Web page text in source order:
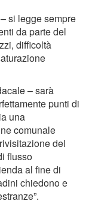
si legge sempre
da parte del
difficoltà
– sarà
punti di
una
comunale
del
flusso
al fine di
chiedono e